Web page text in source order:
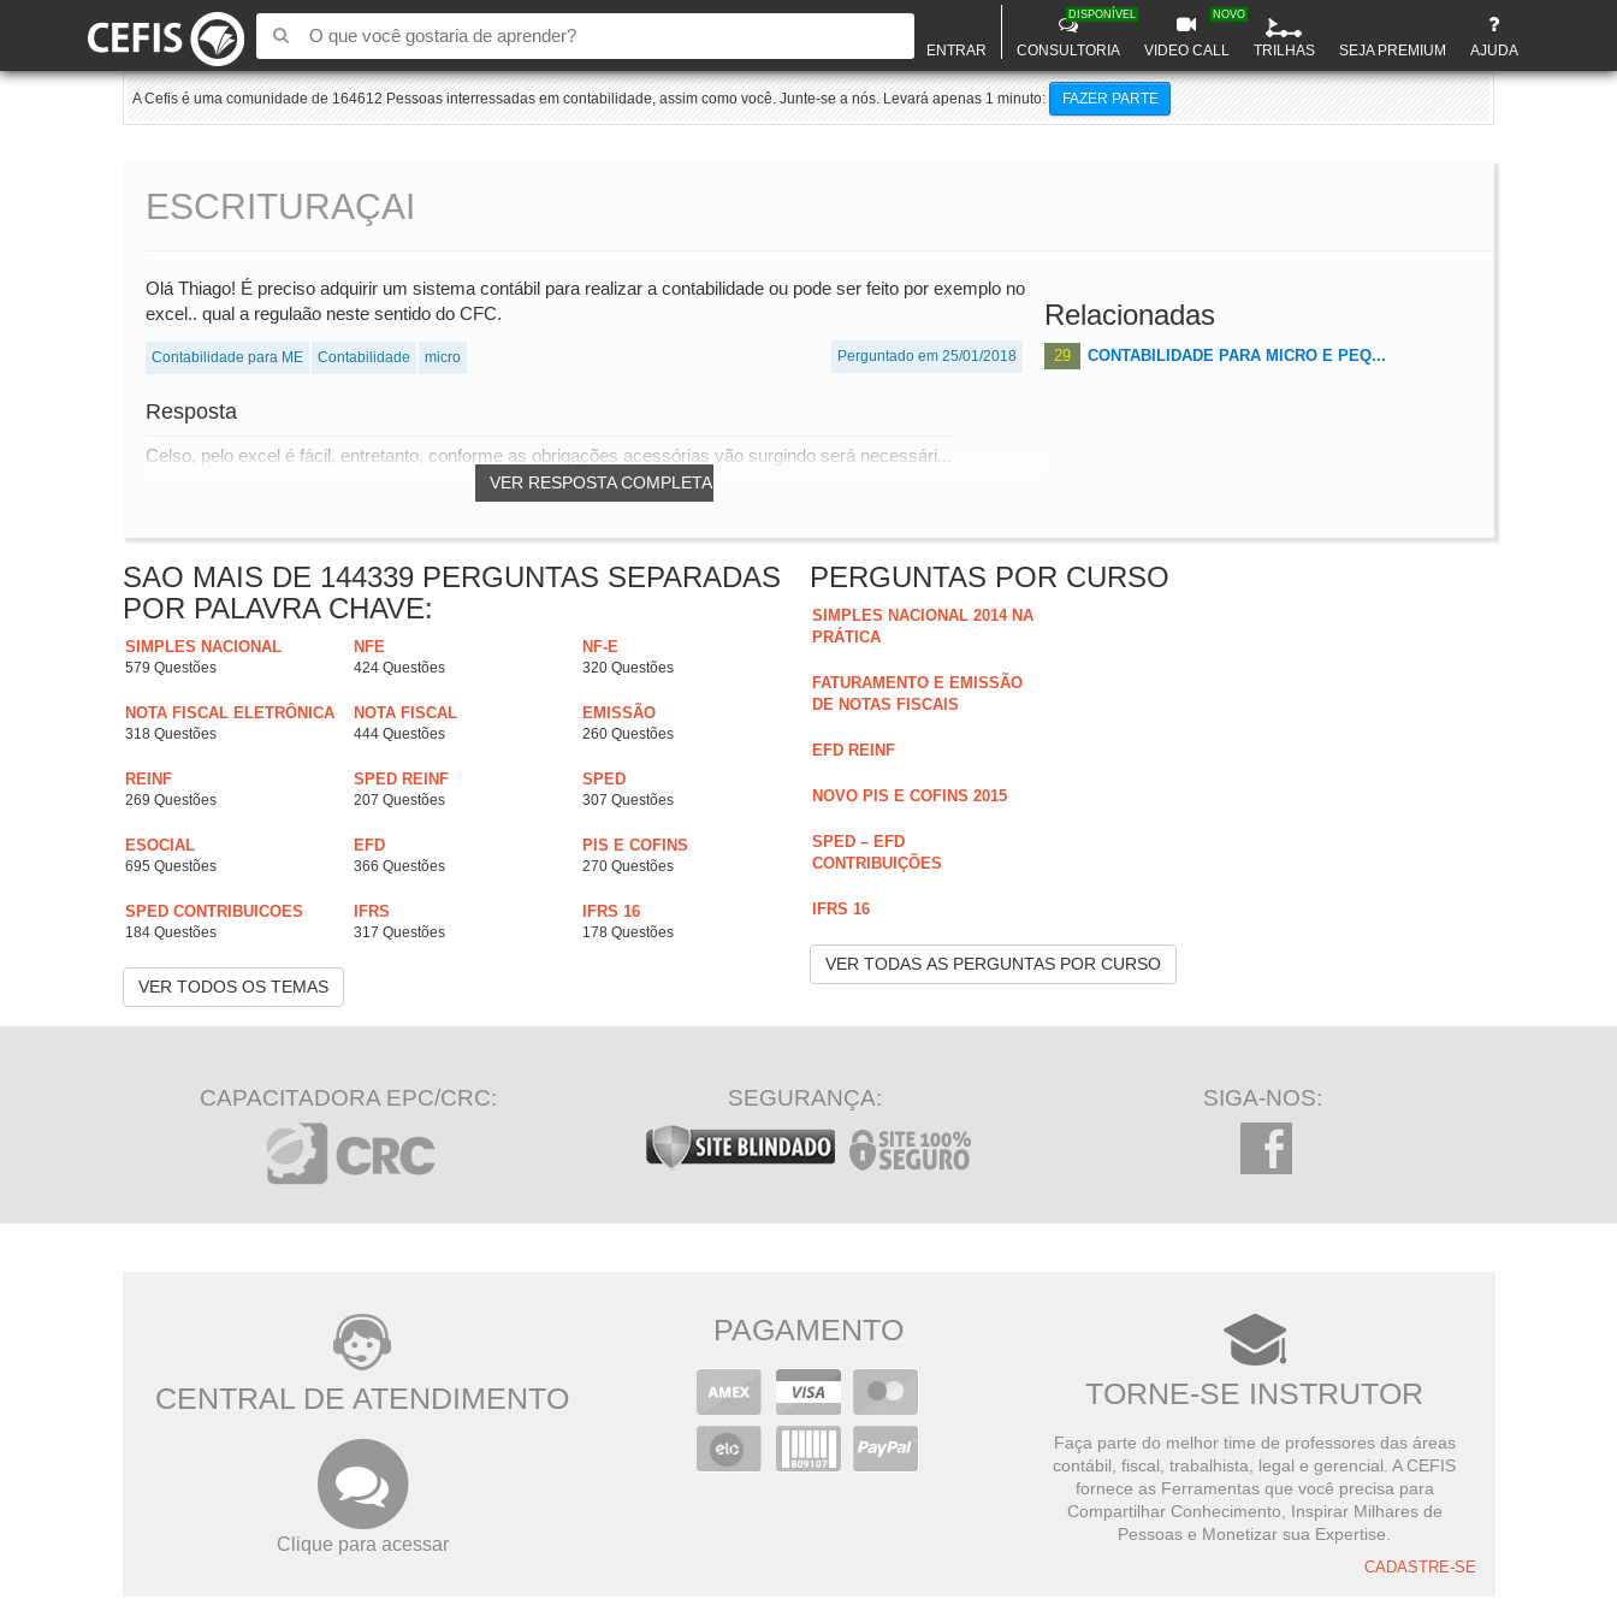
ENTRAR CONSULTORIA
DISPONÍVEL
VIDEO CALL
NOVO
TRILHAS SEJA PREMIUM AJUDA
A Cefis é uma comunidade de 164612 Pessoas interressadas em contabilidade, assim como você. Junte-se a nós. Levará apenas 1 minuto: FAZER PARTE
ESCRITURAÇAI
Olá Thiago! É preciso adquirir um sistema contábil para realizar a contabilidade ou pode ser feito por exemplo no
excel.. qual a regulaão neste sentido do CFC.
Contabilidade para ME Contabilidade micro Perguntado em 25/01/2018
Resposta
VER RESPOSTA COMPLETA
Celso, pelo excel é fácil, entretanto, conforme as obrigações acessórias vão surgindo será necessári...
Relacionadas
29 CONTABILIDADE PARA MICRO E PEQ...
SAO MAIS DE 144339 PERGUNTAS SEPARADAS
POR PALAVRA CHAVE:
SIMPLES NACIONAL
579 Questões
NFE
424 Questões
NF-E
320 Questões
NOTA FISCAL ELETRÔNICA
318 Questões
NOTA FISCAL
444 Questões
EMISSÃO
260 Questões
REINF
269 Questões
SPED REINF
207 Questões
SPED
307 Questões
ESOCIAL
695 Questões
EFD
366 Questões
PIS E COFINS
270 Questões
SPED CONTRIBUICOES
184 Questões
IFRS
317 Questões
IFRS 16
178 Questões
VER TODOS OS TEMAS
PERGUNTAS POR CURSO
SIMPLES NACIONAL 2014 NA
PRÁTICA
FATURAMENTO E EMISSÃO
DE NOTAS FISCAIS
EFD REINF
NOVO PIS E COFINS 2015
SPED – EFD
CONTRIBUIÇÕES
IFRS 16
VER TODAS AS PERGUNTAS POR CURSO
CAPACITADORA EPC/CRC: SEGURANÇA: SIGA-NOS:
CENTRAL DE ATENDIMENTO
Clique para acessar
PAGAMENTO
TORNE-SE INSTRUTOR
Faça parte do melhor time de professores das áreas
contábil, fiscal, trabalhista, legal e gerencial. A CEFIS
fornece as Ferramentas que você precisa para
Compartilhar Conhecimento, Inspirar Milhares de
Pessoas e Monetizar sua Expertise.
CADASTRE-SE